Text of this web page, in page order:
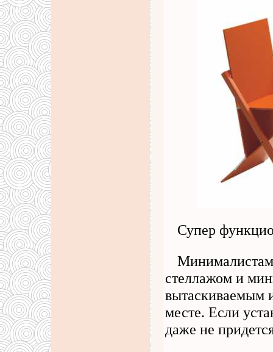
Супер
Минималистам
стеллажом и
вытаскиваемым
месте. Если
даже не